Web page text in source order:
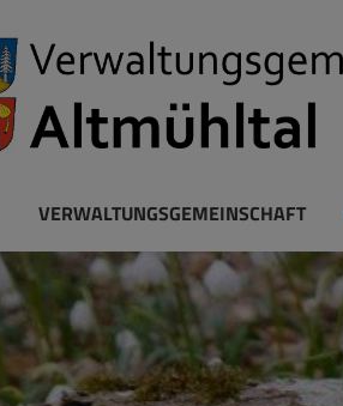
VERWALTUNGSGEMEINSCHAFT